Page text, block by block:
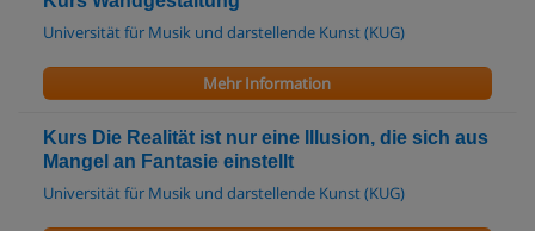
Universität für Musik und darstellende Kunst (KUG)
Mehr Information
Kurs Die Realität ist nur eine Illusion, die sich aus
Mangel an Fantasie einstellt
Universität für Musik und darstellende Kunst (KUG)